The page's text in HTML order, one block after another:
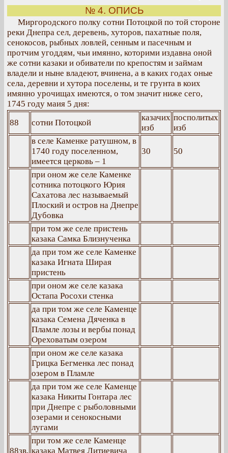
№ 4. ОПИСЬ
Миргородского полку сотни Потоцкой по той стороне
реки Днепра сел, деревень, хуторов, пахатные поля,
сенокосов, рыбных ловлей, сенным и пасечным и
протчим угоддям, чьи имянно, которими издавна оной
же сотни казаки и обиватели по крепостям и займам
владели и ныне владеют, вчинена, а в каких годах оные
села, деревни и хутора поселены, и те грунта в коих
имянно урочищах имеются, о том значит ниже сего,
1745 году маия 5 дня:
88
сотни Потоцкой
казачих
изб
посполитых
изб
в селе Каменке ратушном, в
1740 году поселенном,
имеется церковь – 1
30 50
при оном же селе Каменке
сотника потоцкого Юрия
Сахатова лес называемый
Плоский и остров на Днепре
Дубовка
при том же селе пристень
казака Самка Близнученка
да при том же селе Каменке
казака Игната Ширая
пристень
при оном же селе казака
Остапа Росохи стенка
да при том же селе Каменце
казака Семена Дяченка в
Пламле лозы и вербы понад
Ореховатым озером
при оном же селе казака
Грицка Бегменка лес понад
озером в Пламле
да при том же селе Каменце
казака Никиты Гонтара лес
при Днепре с рыболовными
озерами и сенокосными
лугами
88зв.
при том же селе Каменце
казака Матвея Литиевича